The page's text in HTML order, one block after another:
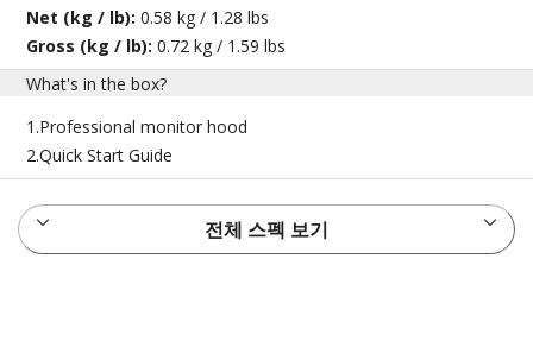
Net (kg / lb):0.58 kg / 1.28 lbs
Gross (kg / lb):0.72 kg / 1.59 lbs
What's in the box?
1.Professional monitor hood
2.Quick Start Guide
전체 스펙 보기